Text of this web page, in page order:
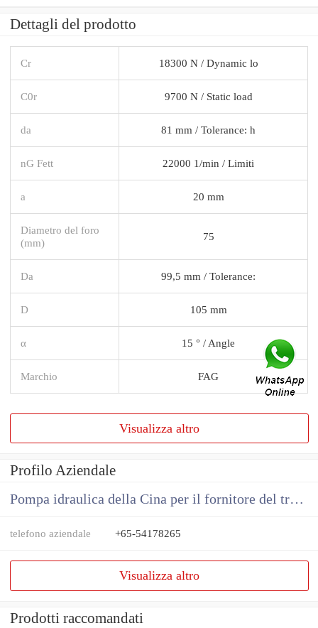
Dettagli del prodotto
Cr 18300 N / Dynamic lo
C0r 9700 N / Static load
da 81 mm / Tolerance: h
nG Fett 22000 1/min / Limiti
a 20 mm
Diametro del foro
(mm)
75
Da 99,5 mm / Tolerance:
D 105 mm
α 15 ° / Angle
Marchio FAG
Visualizza altro
Profilo Aziendale
Pompa idraulica della Cina per il fornitore del trattore
telefono aziendale +65-54178265
Visualizza altro
Prodotti raccomandati